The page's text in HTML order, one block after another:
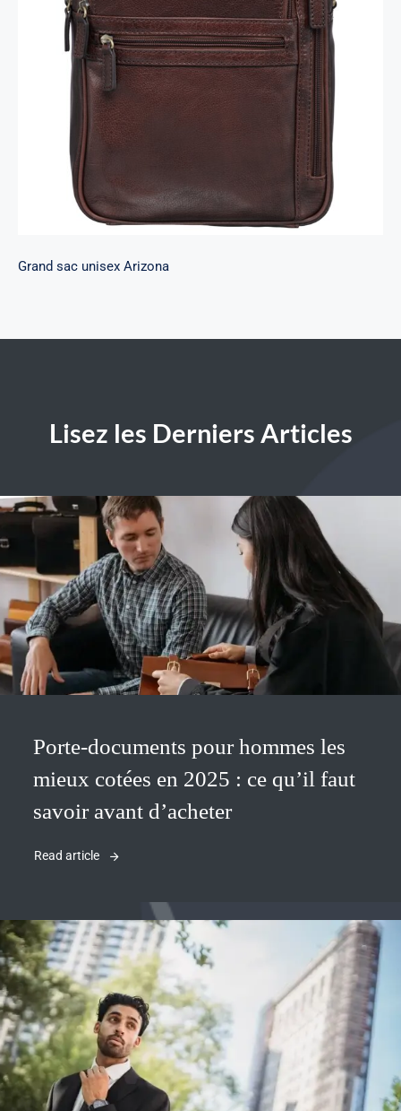
Grand sac unisex Arizona
Grand sac unisex Arizona
Lisez les Derniers Articles
Porte-documents pour hommes les
mieux cotées en 2025 : ce qu’il faut
savoir avant d’acheter
Read article